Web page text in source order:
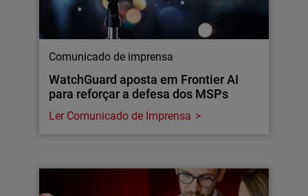
Comunicado de imprensa
WatchGuard aposta em Frontier AI
para reforçar a defesa dos MSPs
Ler Comunicado de Imprensa